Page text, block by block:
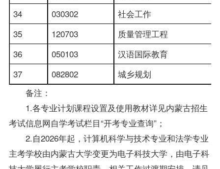
34
030302
社会工作
35
120703
质量管理工程
36
050103
汉语国际教育
37
082802
城乡规划
备注：
1.各专业计划课程设置及使用教材详见内蒙古招生
考试信息网自学考试栏目“开考专业查询”；
2.自2026年起，计算机科学与技术专业和法学专业
主考学校由内蒙古大学变更为电子科技大学，由电子科